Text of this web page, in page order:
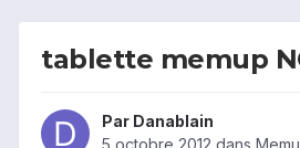
tablette memup
Par Danablain
5 octobre 2012 dans